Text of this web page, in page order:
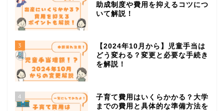
助成制度や費用を抑えるコツにつ
いて解説！
3
【2024年10月から】児童手当は
どう変わる？変更と必要な手続き
を解説！
4
子育て費用はいくらかかる？大学
までの費用と具体的な準備方法を